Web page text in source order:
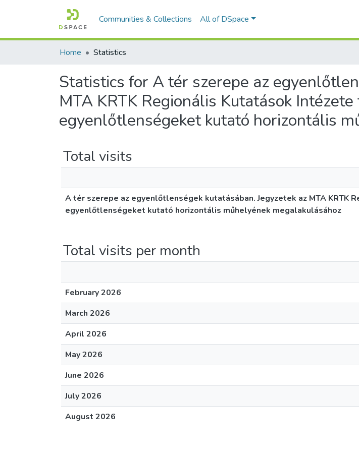
Communities & Collections All of DSpace
Home Statistics
Statistics for A tér szerepe az
MTA KRTK Regionális Kutatások
egyenlőtlenségeket kutató horizontális
Total visits
A tér szerepe az egyenlőtlenségek kutatásában. Jegyzetek az MTA
egyenlőtlenségeket kutató horizontális műhelyének megalakulásához
Total visits per month
February 2026
March 2026
April 2026
May 2026
June 2026
July 2026
August 2026